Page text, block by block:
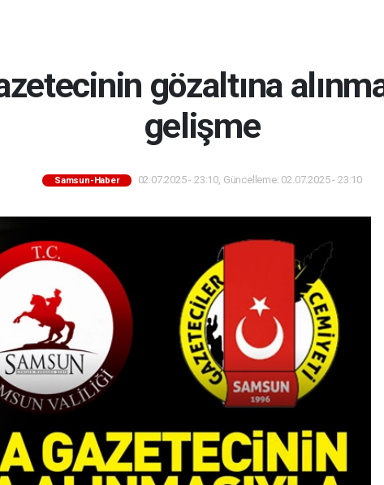
gözaltına
gelişme
Samsun-Haber 02.07.2025 - 23:10, Güncelleme: 02.07.2025 - 23:10